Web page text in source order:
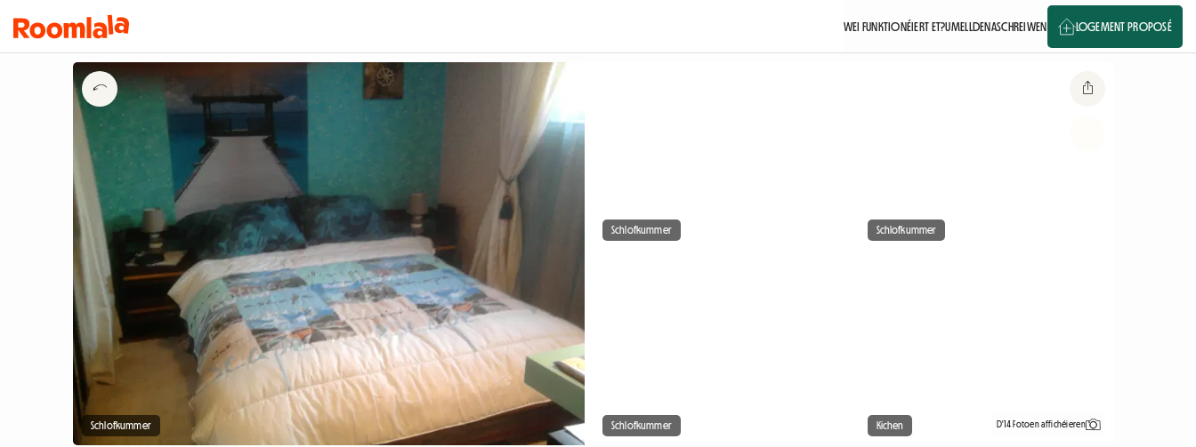
WEI FUNKTIONÉIERT ET?UMELLDENASCHREIWEN LOGEMENT PROPOSÉ
Schlofkummer
Schlofkummer Schlofkummer
Schlofkummer Kichen D'14 Fotoen affichéieren